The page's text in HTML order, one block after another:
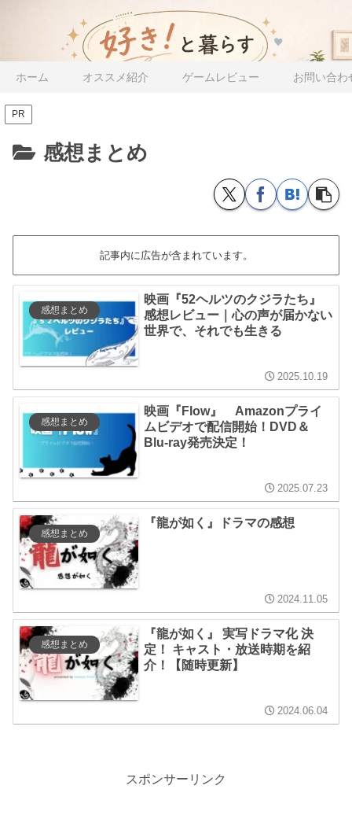
ホーム オススメ紹介 ゲームレビュー お問い合わ
PR
感想まとめ
記事内に広告が含まれています。
感想まとめ
映画『52ヘルツのクジラたち』
感想レビュー｜心の声が届かない
世界で、それでも生きる
2025.10.19
感想まとめ
映画『Flow』 Amazonプライ
ムビデオで配信開始！DVD＆
Blu-ray発売決定！
2025.07.23
感想まとめ
『龍が如く』ドラマの感想
2024.11.05
感想まとめ
『龍が如く』 実写ドラマ化 決
定！ キャスト・放送時期を紹
介！【随時更新】
2024.06.04
スポンサーリンク